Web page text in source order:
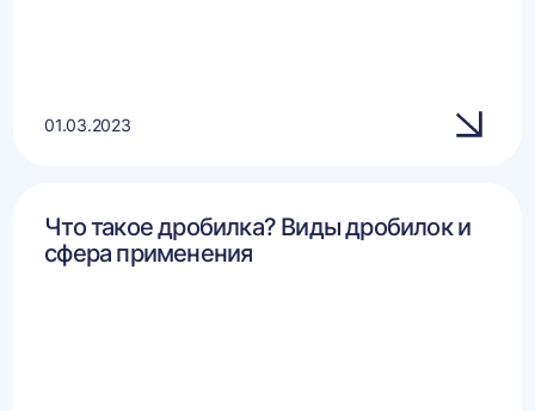
01.03.2023
Что такое дробилка? Виды дробилок и
сфера применения